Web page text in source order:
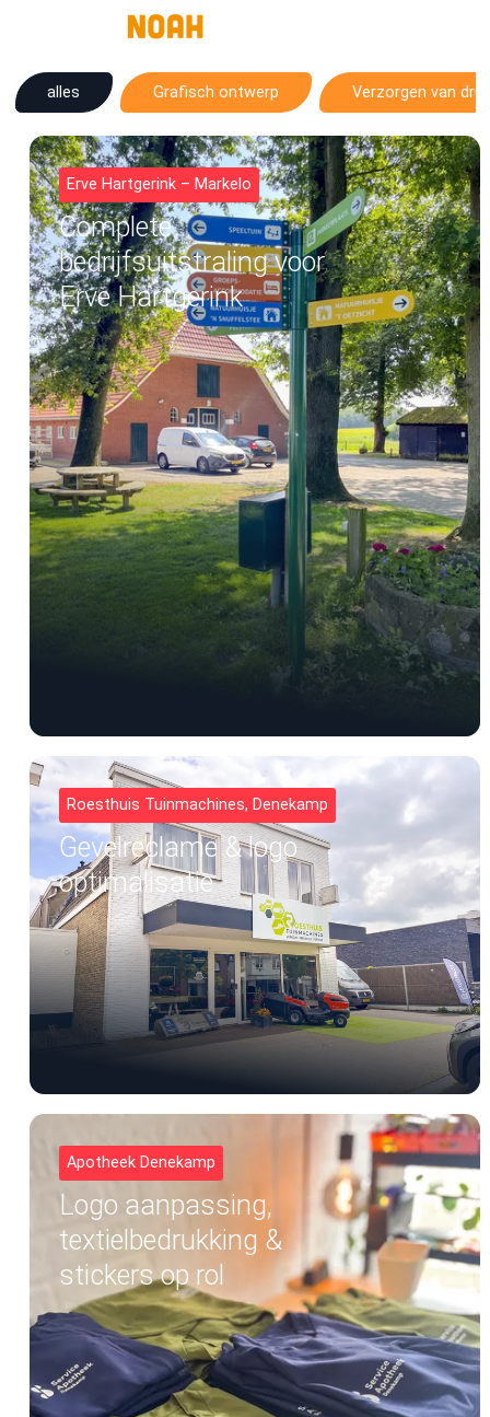
alles Grafisch ontwerp Verzorgen van
Erve Hartgerink – Markelo
Complete
bedrijfsuitstraling voor
Erve Hartgerink
Roesthuis Tuinmachines, Denekamp
Gevelreclame & logo
optimalisatie
Apotheek Denekamp
Logo aanpassing,
textielbedrukking &
stickers op rol